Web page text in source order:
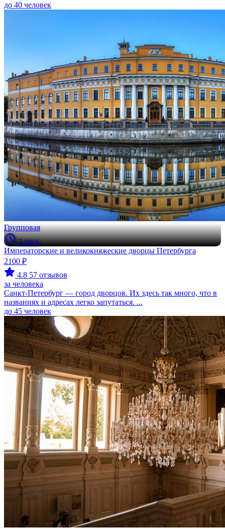
до 40 человек
Групповая
2 часа
Императорские и великокняжеские дворцы Петербурга
2100 ₽
4.8 57 отзывов
за человека
Санкт-Петербург — город дворцов. Их здесь так много, что в
названиях и адресах легко запутаться. ...
до 45 человек